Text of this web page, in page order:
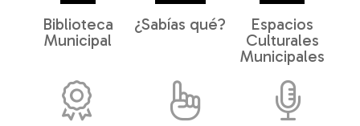
Biblioteca
Municipal
¿Sabías qué?
Espacios
Culturales
Municipales